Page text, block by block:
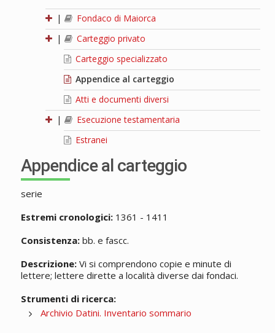
|
Fondaco di Maiorca
|
Carteggio privato
Carteggio specializzato
Appendice al carteggio
Atti e documenti diversi
|
Esecuzione testamentaria
Estranei
Appendice al carteggio
serie
Estremi cronologici:1361 - 1411
Consistenza:bb. e fascc.
Descrizione:Vi si comprendono copie e minute di
lettere; lettere dirette a località diverse dai fondaci.
Strumenti di ricerca:
Archivio Datini. Inventario sommario